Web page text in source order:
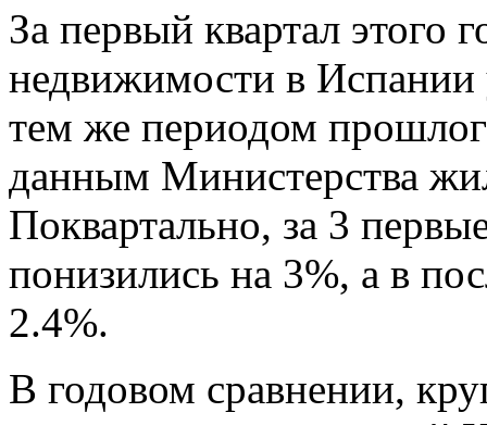
За первый квартал этого
недвижимости в Испании
тем же периодом
данным Министерства
Поквартально, за 3
понизились на 3%, а в
2.4%.
В годовом сравнении,